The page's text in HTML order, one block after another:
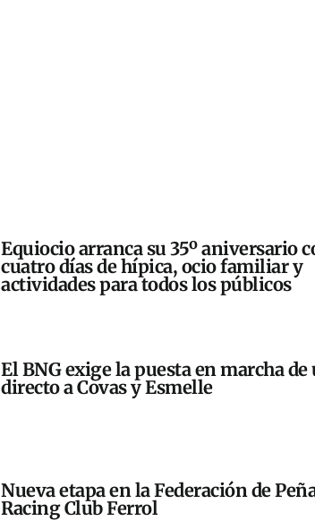
Equiocio arranca su 35º aniversario
cuatro días de hípica, ocio familiar y
actividades para todos los públicos
El BNG exige la puesta en marcha de
directo a Covas y Esmelle
Nueva etapa en la Federación de
Racing Club Ferrol